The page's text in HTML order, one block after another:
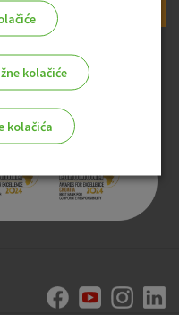
kolačiće
kolačića
Nužni kolačići
kolačići